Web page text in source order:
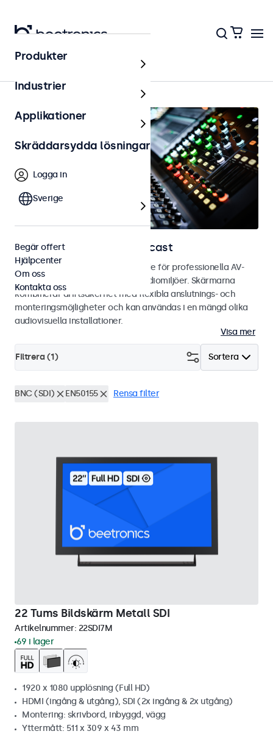
Hem
Skärmar för AV och broadcast
Bild- och touchskärmar utvecklade för professionella AV-
integratörer och användning i studiomiljöer. Skärmarna
kombinerar driftsäkerhet med flexibla anslutnings- och
monteringsmöjligheter och kan användas i en mängd olika
audiovisuella installationer.
Visa mer
Sortera
Filtrera (1)
BNC (SDI) EN50155 Rensa filter
22 Tums Bildskärm Metall SDI
Artikelnummer: 22SDI7M
69 i lager
1920 x 1080 upplösning (Full HD)
HDMI (ingång & utgång), SDI (2x ingång & 2x utgång)
Montering: skrivbord, inbyggd, vägg
Yttermått: 511 x 309 x 43 mm
Produkter
Industrier
Applikationer
Skräddarsydda lösningar
Logga in
Sverige
Begär offert
Hjälpcenter
Om oss
Kontakta oss